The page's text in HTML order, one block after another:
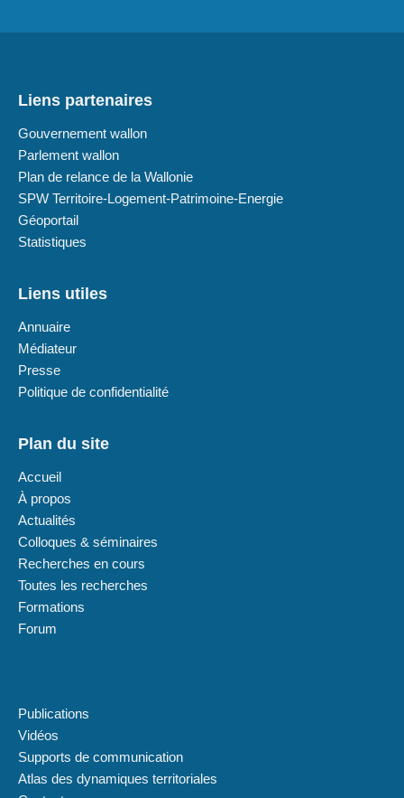
Liens partenaires
Gouvernement wallon
Parlement wallon
Plan de relance de la Wallonie
SPW Territoire-Logement-Patrimoine-Energie
Géoportail
Statistiques
Liens utiles
Annuaire
Médiateur
Presse
Politique de confidentialité
Plan du site
Accueil
À propos
Actualités
Colloques & séminaires
Recherches en cours
Toutes les recherches
Formations
Forum
Publications
Vidéos
Supports de communication
Atlas des dynamiques territoriales